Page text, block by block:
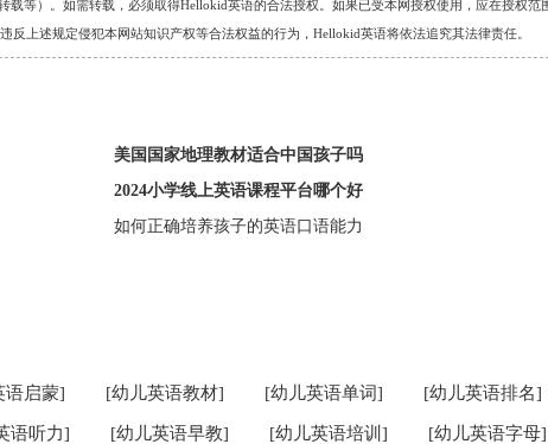
等）。如需转载，必须取得Hellokid英语的合法授权。如果已受本网授权使用，应在授权范
反上述规定侵犯本网站知识产权等合法权益的行为，Hellokid英语将依法追究其法律责任。
美国国家地理教材适合中国孩子吗
2024小学线上英语课程平台哪个好
如何正确培养孩子的英语口语能力
语启蒙] [幼儿英语教材] [幼儿英语单词] [幼儿英语排名]
语听力] [幼儿英语早教] [幼儿英语培训] [幼儿英语字母]